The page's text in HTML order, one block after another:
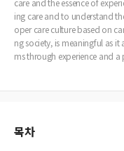
care and the essence of
ing care and to understand
oper care culture based on
ng society, is meaningful as
ms through experience and
목차